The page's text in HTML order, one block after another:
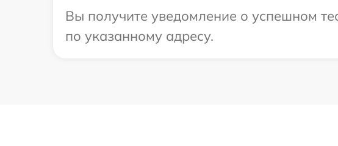
Вы получите уведомление о успешном
по указанному адресу.